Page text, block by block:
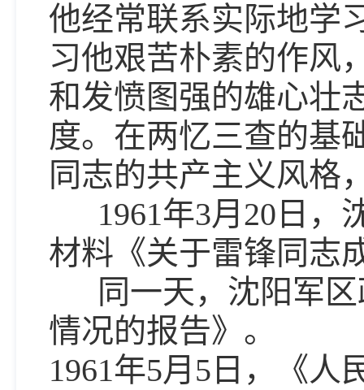
他经常联系实际地学
习他艰苦朴素的作风
和发愤图强的雄心壮
度。在两忆三查的基
同志的共产主义风格
1961年3月20日，
材料《关于雷锋同志
同一天，沈阳军区
情况的报告》。
1961年5月5日，《